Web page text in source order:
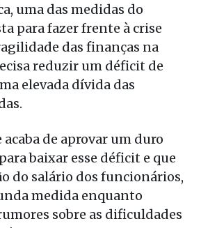
uma das medidas do
para fazer frente à crise
das finanças na
reduzir um déficit de
elevada dívida das
acaba de aprovar um duro
baixar esse déficit e que
do salário dos funcionários,
medida enquanto
sobre as dificuldades